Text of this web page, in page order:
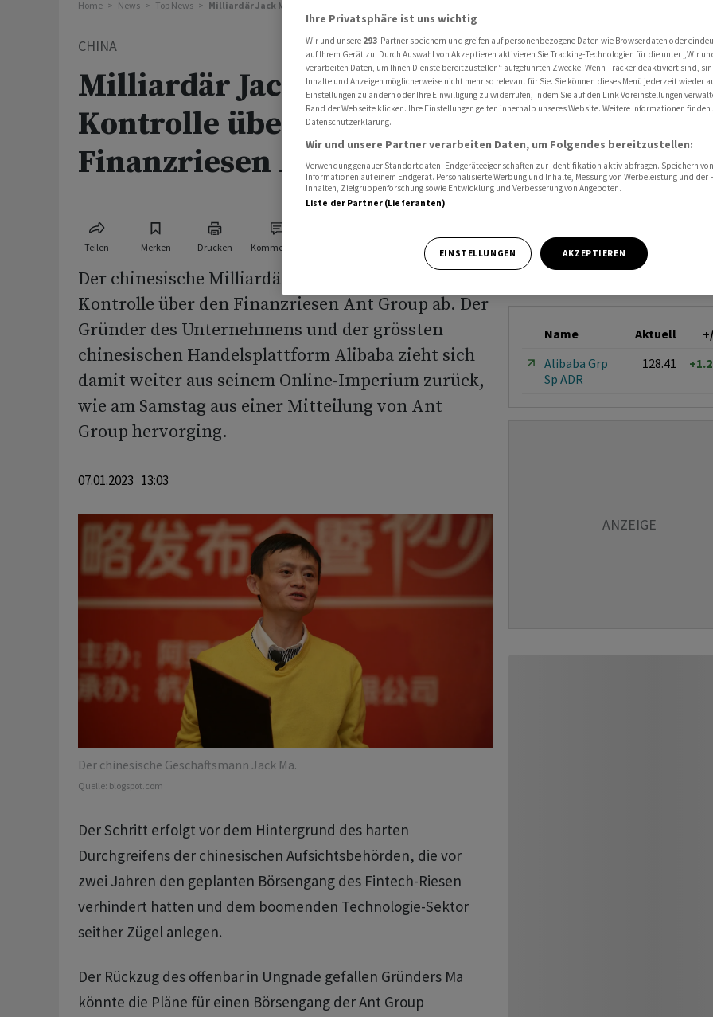
Home News Top News Milliardär Jack Ma gibt Kontrolle über Finanzriesen Ant Group ab
CHINA
Milliardär Jack Ma gibt
Kontrolle über
Finanzriesen Ant Group ab
Teilen Merken Drucken Kommentare
Der chinesische Milliardär Jack Ma gibt die
Kontrolle über den Finanzriesen Ant Group ab. Der
Gründer des Unternehmens und der grössten
chinesischen Handelsplattform Alibaba zieht sich
damit weiter aus seinem Online-Imperium zurück,
wie am Samstag aus einer Mitteilung von Ant
Group hervorging.
07.01.2023 13:03
Der chinesische Geschäftsmann Jack Ma.
Quelle: blogspot.com
Der Schritt erfolgt vor dem Hintergrund des harten
Durchgreifens der chinesischen Aufsichtsbehörden, die vor
zwei Jahren den geplanten Börsengang des Fintech-Riesen
verhindert hatten und dem boomenden Technologie-Sektor
seither Zügel anlegen.
Der Rückzug des offenbar in Ungnade gefallen Gründers Ma
könnte die Pläne für einen Börsengang der Ant Group
Name Aktuell
Alibaba Grp
Sp ADR
128.41
Ihre Privatsphäre ist uns wichtig
Wir und unsere 293-Partner speichern und greifen auf personenbezogene Daten wie Browserdaten oder
auf Ihrem Gerät zu. Durch Auswahl von Akzeptieren aktivieren Sie Tracking-Technologien für die unter „Wir
verarbeiten Daten, um Ihnen Dienste bereitzustellen“ aufgeführten Zwecke. Wenn Tracker deaktiviert sind,
Inhalte und Anzeigen möglicherweise nicht mehr so relevant für Sie. Sie können dieses Menü jederzeit wieder
Einstellungen zu ändern oder Ihre Einwilligung zu widerrufen, indem Sie auf den Link Voreinstellungen
Rand der Webseite klicken. Ihre Einstellungen gelten innerhalb unseres Website. Weitere Informationen finden
Datenschutzerklärung.
Wir und unsere Partner verarbeiten Daten, um Folgendes bereitzustellen:
Verwendung genauer Standortdaten. Endgeräteeigenschaften zur Identifikation aktiv abfragen. Speichern
Informationen auf einem Endgerät. Personalisierte Werbung und Inhalte, Messung von Werbeleistung und der
Inhalten, Zielgruppenforschung sowie Entwicklung und Verbesserung von Angeboten.
Liste der Partner (Lieferanten)
EINSTELLUNGEN AKZEPTIEREN